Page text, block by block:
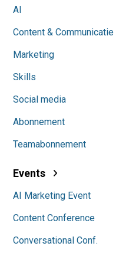
AI
Content & Communicatie
Marketing
Skills
Social media
Abonnement
Teamabonnement
Events
AI Marketing Event
Content Conference
Conversational Conf.